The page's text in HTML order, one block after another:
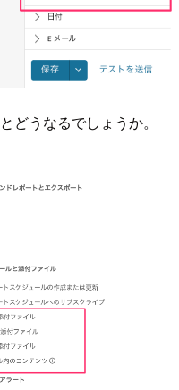
どうなるでしょうか。